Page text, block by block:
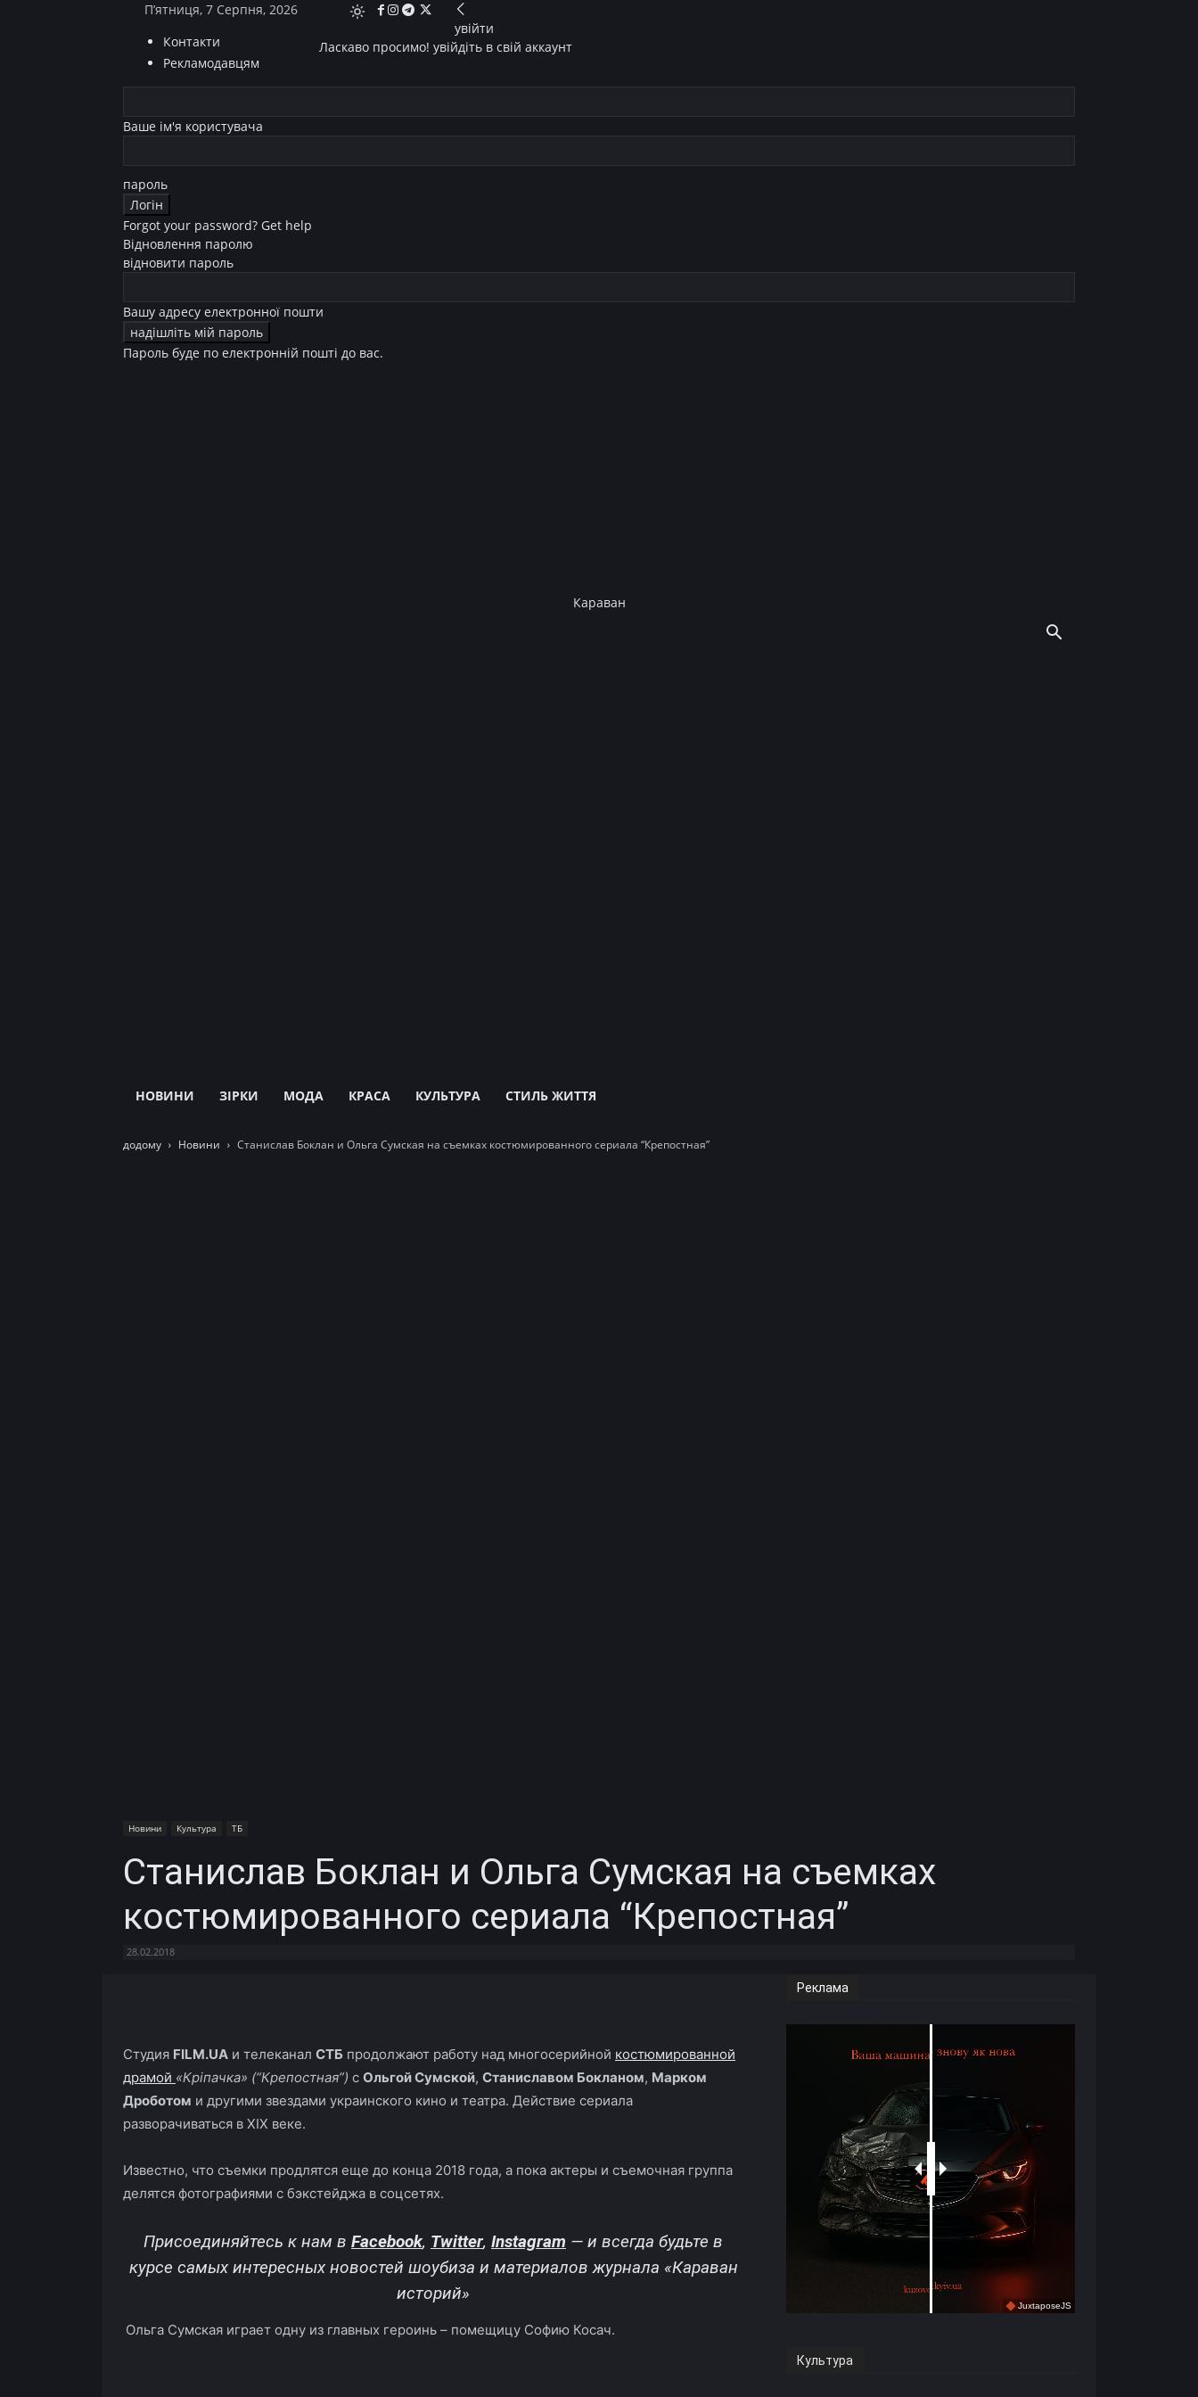
П’ятниця, 7 Серпня, 2026
Контакти
Рекламодавцям
увійти
Ласкаво просимо! увійдіть в свій аккаунт
Ваше ім'я користувача
пароль
Forgot your password? Get help
Відновлення паролю
відновити пароль
Вашу адресу електронної пошти
Пароль буде по електронній пошті до вас.
Караван
НОВИНИ ЗІРКИ МОДА КРАСА КУЛЬТУРА СТИЛЬ ЖИТТЯ
додому Новини Станислав Боклан и Ольга Сумская на съемках костюмированного сериала “Крепостная”
Новини Культура ТБ
Станислав Боклан и Ольга Сумская на съемках
костюмированного сериала “Крепостная”
28.02.2018
Студия FILM.UA и телеканал СТБ продолжают работу над многосерийной костюмированной
драмой «Кріпачка» (“Крепостная”) с Ольгой Сумской, Станиславом Бокланом, Марком
Дроботом и другими звездами украинского кино и театра. Действие сериала
разворачиваться в XIX веке.
Известно, что съемки продлятся еще до конца 2018 года, а пока актеры и съемочная группа
делятся фотографиями с бэкстейджа в соцсетях.
Присоединяйтесь к нам в Facebook, Twitter, Instagram — и всегда будьте в
курсе самых интересных новостей шоубиза и материалов журнала «Караван
историй»
Ольга Сумская играет одну из главных героинь – помещицу Софию Косач.
Реклама
Культура